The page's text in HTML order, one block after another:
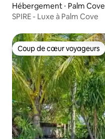
Hébergement ⋅ Palm Cove
SPIRE - Luxe à Palm Cove
Coup de cœur voyageurs
Coup de cœur voyageurs